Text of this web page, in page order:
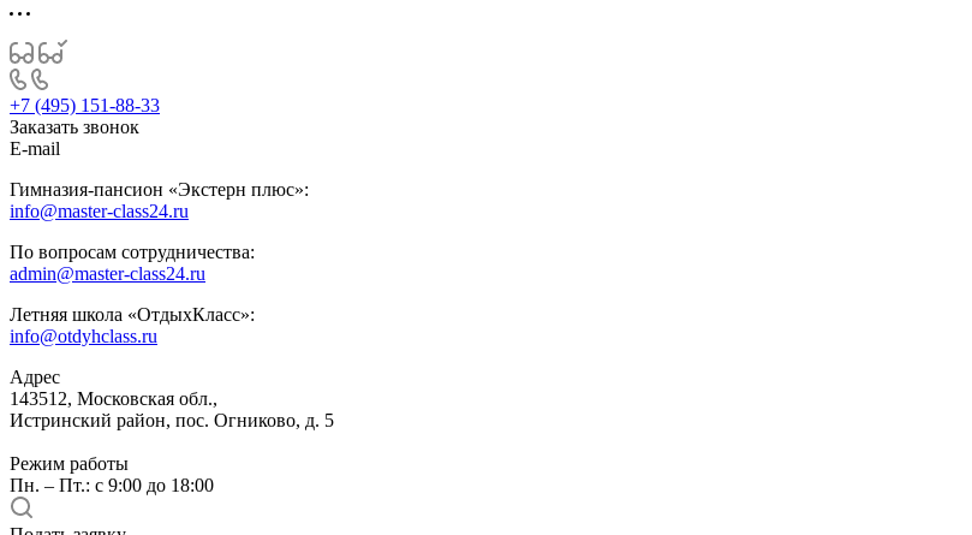
+7 (495) 151-88-33
Заказать звонок
E-mail
Гимназия-пансион «Экстерн плюс»:
info@master-class24.ru
По вопросам сотрудничества:
admin@master-class24.ru
Летняя школа «ОтдыхКласс»:
info@otdyhclass.ru
Адрес
143512, Московская обл.,
Истринский район, пос. Огниково, д. 5
Режим работы
Пн. – Пт.: с 9:00 до 18:00